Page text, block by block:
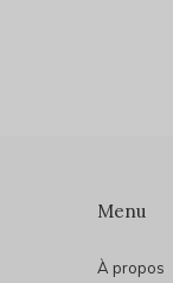
Menu
À propos